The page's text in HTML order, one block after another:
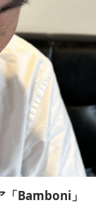
「Bamboni」